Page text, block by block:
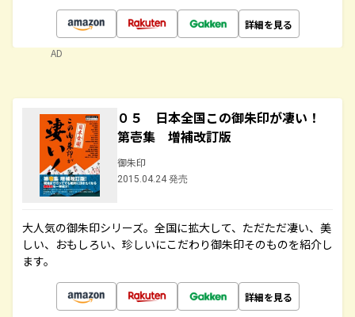
詳細を見る
AD
０５ 日本全国この御朱印が凄い！
第壱集 増補改訂版
御朱印
2015.04.24 発売
大人気の御朱印シリーズ。全国に拡大して、ただただ凄い、美
しい、おもしろい、珍しいにこだわり御朱印そのものを紹介し
ます。
詳細を見る